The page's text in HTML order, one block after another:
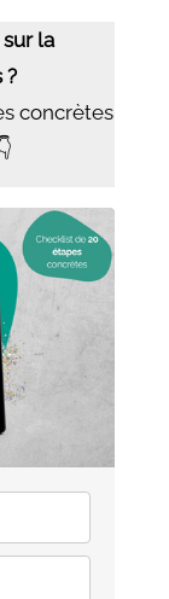
la
?
concrètes